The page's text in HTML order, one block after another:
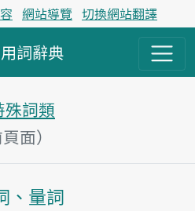
網站導覽 切換網站翻譯
詞辭典
殊詞類
面）
主內容區塊
、量詞